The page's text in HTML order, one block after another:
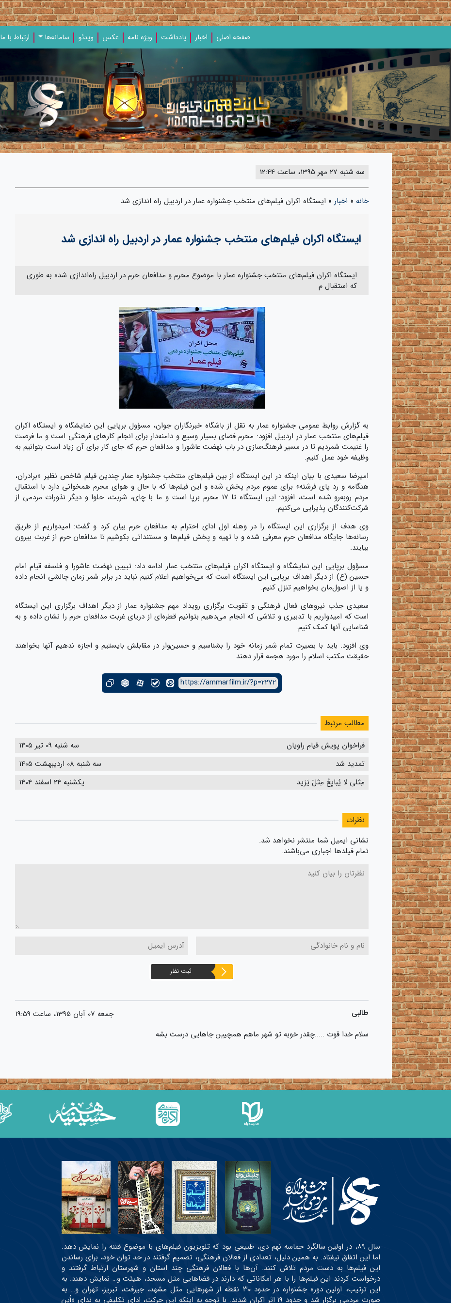
صفحه اصلی اخبار یادداشت‌ ویژه‌ نامه‌ عکس ویدئو سامانه‌ها ارتباط با ما
سه شنبه 27 مهر 1395، ساعت 12:44
خانه » اخبار » ایستگاه اکران فیلم‌های منتخب جشنواره عمار در اردبیل راه اندازی شد
ایستگاه اکران فیلم‌های منتخب جشنواره عمار در اردبیل راه اندازی شد
ایستگاه اکران فیلم‌های منتخب جشنواره عمار با موضوع محرم و مدافعان حرم در اردبیل راه‌اندازی شده به طوری
که استقبال م
به گزارش روابط عمومی جشنواره عمار به نقل از باشگاه خبرنگاران جوان، مسؤول برپایی این نمایشگاه و ایستگاه اکران
فیلم‌های منتخب عمار در اردبیل افزود: محرم فضای بسیار وسیع و دامنه‌دار برای انجام کارهای فرهنگی است و ما فرصت
را غنیمت شمردیم تا در مسیر فرهنگ‌سازی در باب نهضت عاشورا و مدافعان حرم که جای کار برای آن زیاد است بتوانیم به
وظیفه خود عمل کنیم.
امیرضا سعیدی با بیان اینکه در این ایستگاه از بین فیلم‌های منتخب جشنواره عمار چندین فیلم شاخص نظیر «برادران،
هنگامه و رد پای فرشته» برای عموم مردم پخش شده و این فیلم‌ها که با حال و هوای محرم همخوانی دارد با استقبال
مردم روبه‌رو شده است، افزود: این ایستگاه تا ۱۷ محرم برپا است و ما با چای، شربت، حلوا و دیگر نذورات مردمی از
شرکت‌کنندگان پذیرایی می‌کنیم.
وی هدف از برگزاری این ایستگاه را در وهله اول ادای احترام به مدافعان حرم بیان کرد و گفت: امیدواریم از طریق
رسانه‌ها جایگاه مدافعان حرم معرفی شده و با تهیه و پخش فیلم‌ها و مستنداتی بکوشیم تا مدافعان حرم از غربت بیرون
بیایند.
مسؤول برپایی این نمایشگاه و ایستگاه اکران فیلم‌های منتخب عمار ادامه داد: تبیین نهضت عاشورا و فلسفه قیام امام
حسین (ع) از دیگر اهداف برپایی این ایستگاه است که می‌خواهیم اعلام کنیم نباید در برابر شمر زمان چالشی انجام داده
و یا از اصول‌مان بخواهیم تنزل کنیم.
سعیدی جذب نیروهای فعال فرهنگی و تقویت برگزاری رویداد مهم جشنواره عمار از دیگر اهداف برگزاری این ایستگاه
است که امیدواریم با تدبیری و تلاشی که انجام می‌دهیم بتوانیم قطره‌ای از دریای غربت مدافعان حرم را نشان داده و به
شناسایی آنها کمک کنیم.
وی افزود: باید با بصیرت تمام شمر زمانه خود را بشناسیم و حسین‌وار در مقابلش بایستیم و اجازه ندهیم آنها بخواهند
حقیقت مکتب اسلام را مورد هجمه قرار دهند
https://ammarfilm.ir/?p=2272
مطالب مرتبط
فراخوان پویش قیام راویان
سه شنبه 09 تیر 1405
تمدید شد
سه شنبه 08 اردیبهشت 1405
مِثلی لا یُبایِعُ مِثلَ یَزید
یکشنبه 24 اسفند 1404
نظرات
نشانی ایمیل شما منتشر نخواهد شد.
تمام فیلدها اجباری می‌باشند.
ثبت نظر
طالبی
جمعه 07 آبان 1395، ساعت 19:59
سلام خدا قوت .....چقدر خوبه تو شهر ماهم همچیین جاهایی درست بشه
سال ۸۹، در اولین سالگرد حماسه نهم دی، طبیعی بود که تلویزیون فیلم‌های با موضوع فتنه را نمایش دهد.
اما این اتفاق نیفتاد. به همین دلیل، تعدادی از فعالان فرهنگی، تصمیم گرفتند در حد توان خود، برای رساندن
این فیلم‌ها به دست مردم تلاش کنند. آن‌ها با فعالان فرهنگی چند استان و شهرستان ارتباط گرفتند و
درخواست کردند این فیلم‌ها را با هر امکاناتی که دارند در فضاهایی مثل مسجد، هیئت و… نمایش دهند. به
این ترتیب، اولین دوره جشنواره در حدود ۳۰ نقطه از شهرهایی مثل مشهد، جیرفت، تبریز، تهران و… به
صورت مردمی برگزار شد و حدود ۱۹ اثر اکران شدند. با توجه به اینکه این حرکت، ادای تکلیفی به ندای «أین